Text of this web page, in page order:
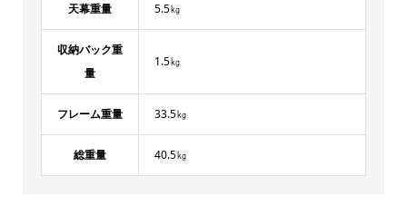
天幕重量 5.5㎏
収納バック重
量
1.5㎏
フレーム重量 33.5㎏
総重量 40.5㎏